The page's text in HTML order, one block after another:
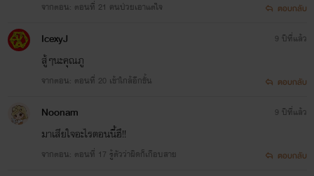
จากตอน: ตอนที่ 21 คนป่วยเอาแต่ใจ ตอบกลับ
IcexyJ
สู้ๆนะคุณภู
จากตอน: ตอนที่ 20 เข้าใกล้อีกขั้น
9 ปีที่แล้ว
ตอบกลับ
Noonam
มาเสียใจอะไรตอนนี้ฮึ!!
จากตอน: ตอนที่ 17 รู้ตัวว่าผิดก็เกือบสาย
9 ปีที่แล้ว
ตอบกลับ